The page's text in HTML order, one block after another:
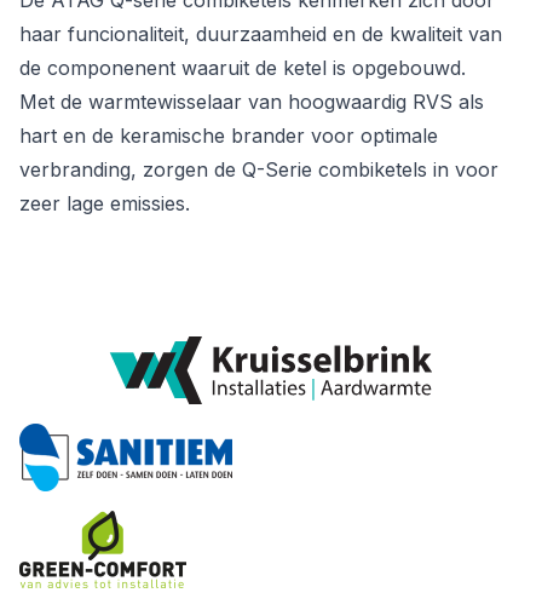
haar funcionaliteit, duurzaamheid en de kwaliteit van
de componenent waaruit de ketel is opgebouwd.
Met de warmtewisselaar van hoogwaardig RVS als
hart en de keramische brander voor optimale
verbranding, zorgen de Q-Serie combiketels in voor
zeer lage emissies.